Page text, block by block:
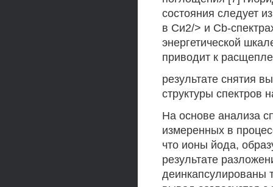
состояния следует
в Си2/> и Cb-
энергетической
приводит к
результате снятия
структуры спектров
На основе анализа
измеренных в
что ионы йода,
результате
деинкапсулированы